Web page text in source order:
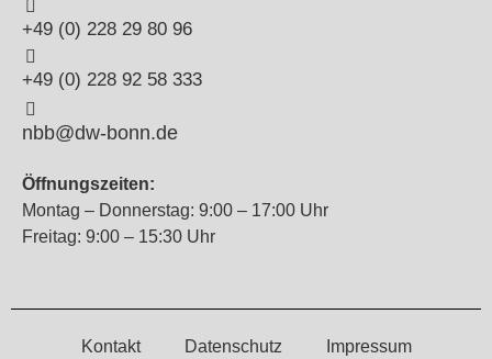
+49 (0) 228 29 80 96
+49 (0) 228 92 58 333
nbb@dw-bonn.de
Öffnungszeiten:
Montag – Donnerstag: 9:00 – 17:00 Uhr
Freitag: 9:00 – 15:30 Uhr
Kontakt Datenschutz Impressum